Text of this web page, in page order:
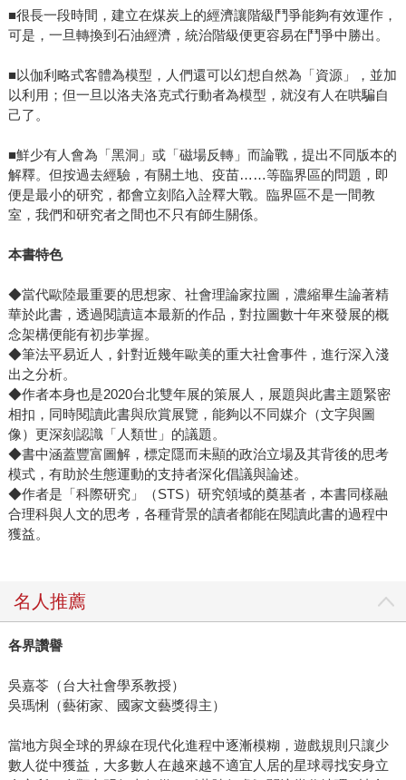
■很長一段時間，建立在煤炭上的經濟讓階級鬥爭能夠有效運作，
可是，一旦轉換到石油經濟，統治階級便更容易在鬥爭中勝出。
■以伽利略式客體為模型，人們還可以幻想自然為「資源」，並加
以利用；但一旦以洛夫洛克式行動者為模型，就沒有人在哄騙自
己了。
■鮮少有人會為「黑洞」或「磁場反轉」而論戰，提出不同版本的
解釋。但按過去經驗，有關土地、疫苗……等臨界區的問題，即
便是最小的研究，都會立刻陷入詮釋大戰。臨界區不是一間教
室，我們和研究者之間也不只有師生關係。
本書特色
◆當代歐陸最重要的思想家、社會理論家拉圖，濃縮畢生論著精
華於此書，透過閱讀這本最新的作品，對拉圖數十年來發展的概
念架構便能有初步掌握。
◆筆法平易近人，針對近幾年歐美的重大社會事件，進行深入淺
出之分析。
◆作者本身也是2020台北雙年展的策展人，展題與此書主題緊密
相扣，同時閱讀此書與欣賞展覽，能夠以不同媒介（文字與圖
像）更深刻認識「人類世」的議題。
◆書中涵蓋豐富圖解，標定隱而未顯的政治立場及其背後的思考
模式，有助於生態運動的支持者深化倡議與論述。
◆作者是「科際研究」（STS）研究領域的奠基者，本書同樣融
合理科與人文的思考，各種背景的讀者都能在閱讀此書的過程中
獲益。
名人推薦
各界讚譽
吳嘉苓（台大社會學系教授）
吳瑪悧（藝術家、國家文藝獎得主）
當地方與全球的界線在現代化進程中逐漸模糊，遊戲規則只讓少
數人從中獲益，大多數人在越來越不適宜人居的星球尋找安身立